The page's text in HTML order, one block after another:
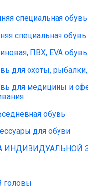
специальная обувь
специальная обувь
ПВХ, EVA обувь
для охоты,
для медицины и
обувь
для обуви
ИНДИВИДУАЛЬНОЙ
головы